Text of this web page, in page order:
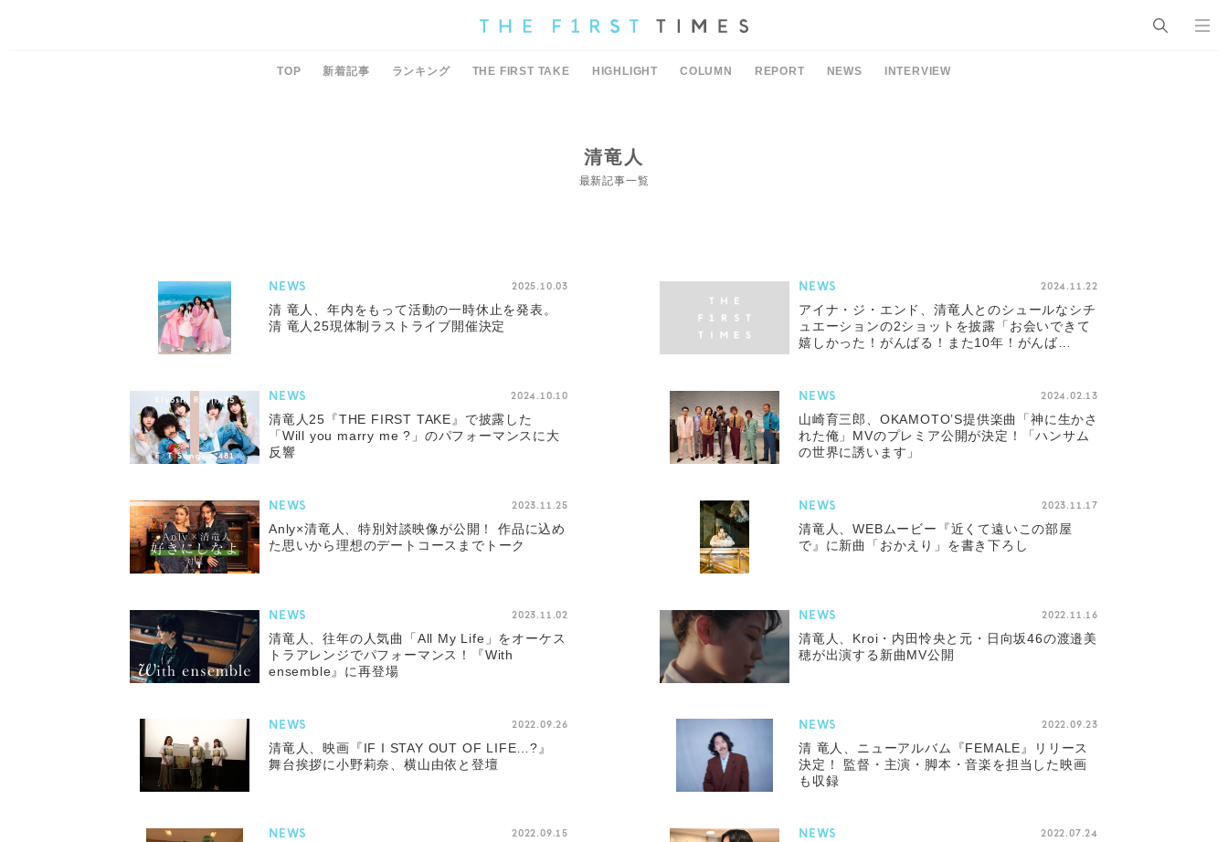
TOP 新着記事 ランキング THE FIRST TAKE HIGHLIGHT COLUMN REPORT NEWS INTERVIEW
清竜人
最新記事一覧
NEWS 2025.10.03
清 竜人、年内をもって活動の一時休止を発表。
清 竜人25現体制ラストライブ開催決定
NEWS 2024.11.22
アイナ・ジ・エンド、清竜人とのシュールなシチ
ュエーションの2ショットを披露「お会いできて
嬉しかった！がんばる！また10年！がんば
NEWS 2024.10.10
清竜人25『THE FIRST TAKE』で披露した
「Will you marry me ?」のパフォーマンスに大
反響
NEWS 2024.02.13
山崎育三郎、OKAMOTO’S提供楽曲「神に生かさ
れた俺」MVのプレミア公開が決定！「ハンサム
の世界に誘います」
NEWS 2023.11.25
Anly×清竜人、特別対談映像が公開！ 作品に込め
た思いから理想のデートコースまでトーク
NEWS 2023.11.17
清竜人、WEBムービー『近くて遠いこの部屋
で』に新曲「おかえり」を書き下ろし
NEWS 2023.11.02
清竜人、往年の人気曲「All My Life」をオーケス
トラアレンジでパフォーマンス！『With
ensemble』に再登場
NEWS 2022.11.16
清竜人、Kroi・内田怜央と元・日向坂46の渡邉美
穂が出演する新曲MV公開
NEWS 2022.09.26
清竜人、映画『IF I STAY OUT OF LIFE…?』
舞台挨拶に小野莉奈、横山由依と登壇
NEWS 2022.09.23
清 竜人、ニューアルバム『FEMALE』リリース
決定！ 監督・主演・脚本・音楽を担当した映画
も収録
NEWS 2022.09.15 NEWS 2022.07.24